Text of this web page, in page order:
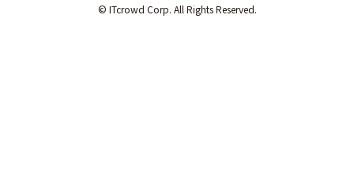
© ITcrowd Corp. All Rights Reserved.